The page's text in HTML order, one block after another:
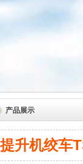
产品展示
提升机绞车